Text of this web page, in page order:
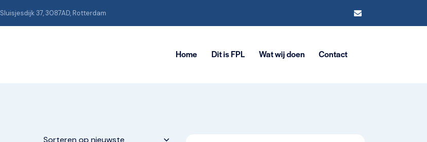
Sluisjesdijk 37, 3087AD, Rotterdam
Home Dit is FPL Wat wij doen Contact